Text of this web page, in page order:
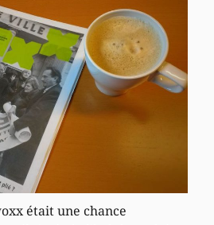
était une chance